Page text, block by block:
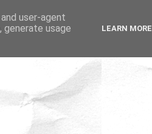
user-agent
usage
LEARN MORE